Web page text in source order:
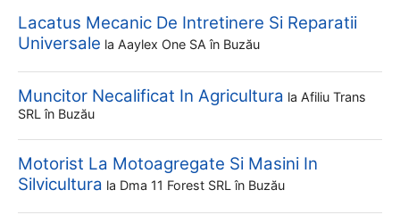
Lacatus Mecanic De Intretinere Si Reparatii
Universale la Aaylex One SA în Buzău
Muncitor Necalificat In Agricultura la Afiliu Trans
SRL în Buzău
Motorist La Motoagregate Si Masini In
Silvicultura la Dma 11 Forest SRL în Buzău